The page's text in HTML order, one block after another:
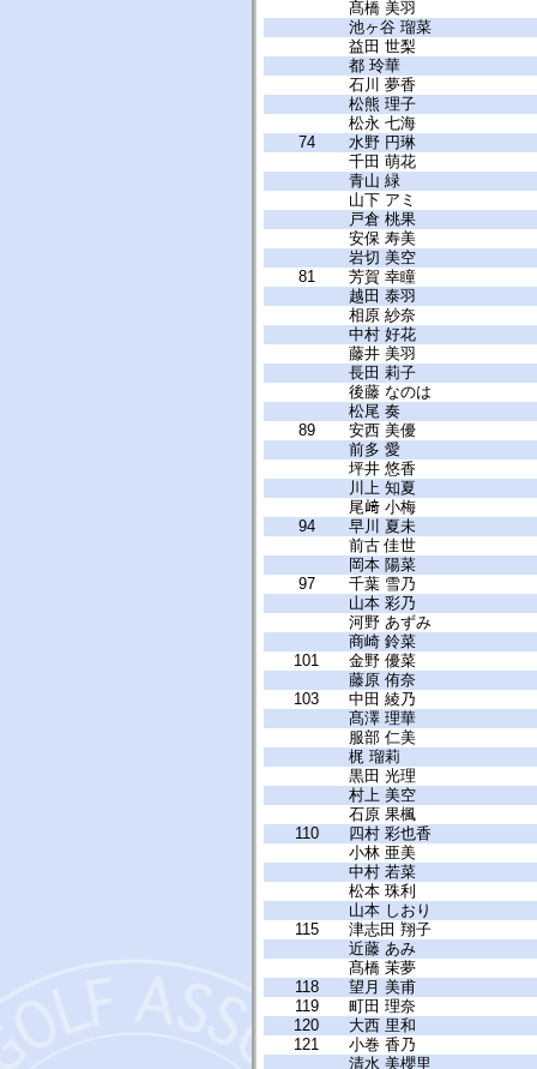
髙橋 美羽
池ヶ谷 瑠菜
益田 世梨
都 玲華
石川 夢香
松熊 理子
松永 七海
74
水野 円琳
千田 萌花
青山 緑
山下 アミ
戸倉 桃果
安保 寿美
岩切 美空
81
芳賀 幸瞳
越田 泰羽
相原 紗奈
中村 好花
藤井 美羽
長田 莉子
後藤 なのは
松尾 奏
89
安西 美優
前多 愛
坪井 悠香
川上 知夏
尾﨑 小梅
94
早川 夏未
前古 佳世
岡本 陽菜
97
千葉 雪乃
山本 彩乃
河野 あずみ
商崎 鈴菜
101
金野 優菜
藤原 侑奈
103
中田 綾乃
髙澤 理華
服部 仁美
梶 瑠莉
黒田 光理
村上 美空
石原 果楓
110
四村 彩也香
小林 亜美
中村 若菜
松本 珠利
山本 しおり
115
津志田 翔子
近藤 あみ
髙橋 茉夢
118
望月 美甫
119
町田 理奈
120
大西 里和
121
小巻 香乃
清水 美櫻里